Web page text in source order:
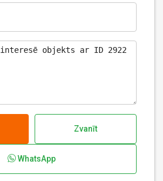
Zvanīt
WhatsApp